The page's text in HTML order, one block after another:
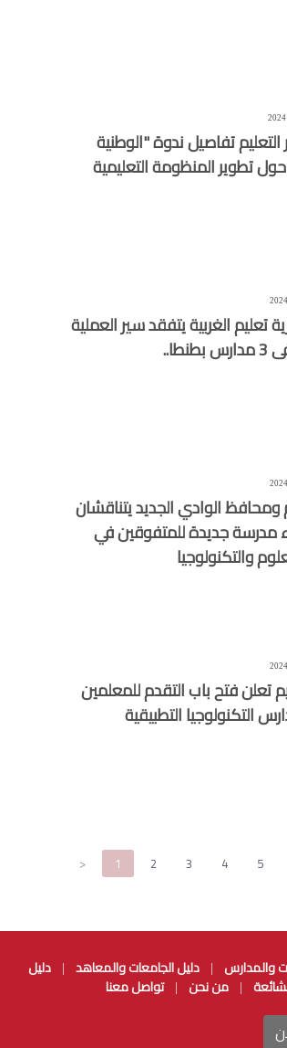
التعليم تفاصيل ندوة "الوطنية
تطوير المنظومة التعليمية
تعليم الغربية يتفقد سير العملية
ومحافظ الوادي الجديد يتناقشان
مدرسة جديدة للمتفوقين في
والتكنولوجيا
تعلن فتح باب التقدم للمعلمين
التكنولوجيا التطبيقية
< 1 2 3 4 5
والمدارس |دليل الجامعات والمعاهد |دليل
من نحن |تواصل معنا